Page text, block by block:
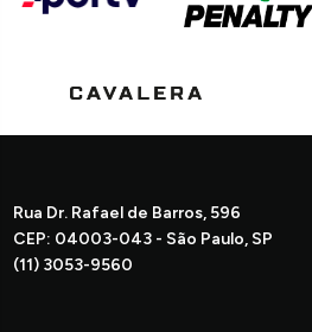
Rua Dr. Rafael de Barros, 596
CEP: 04003-043 - São Paulo, SP
(11) 3053-9560